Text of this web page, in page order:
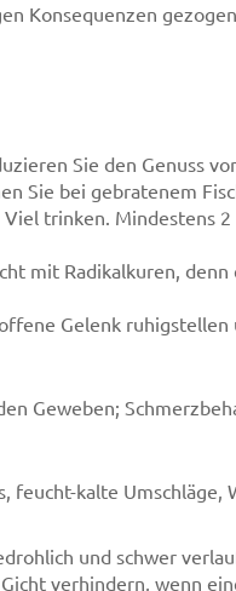
Konsequenzen
Sie den Genuss
Sie bei gebratenem
trinken. Mindestens
mit Radikalkuren,
Gelenk ruhigstellen
Geweben;
kalte Umschläge,
und schwer
verhindern, wenn